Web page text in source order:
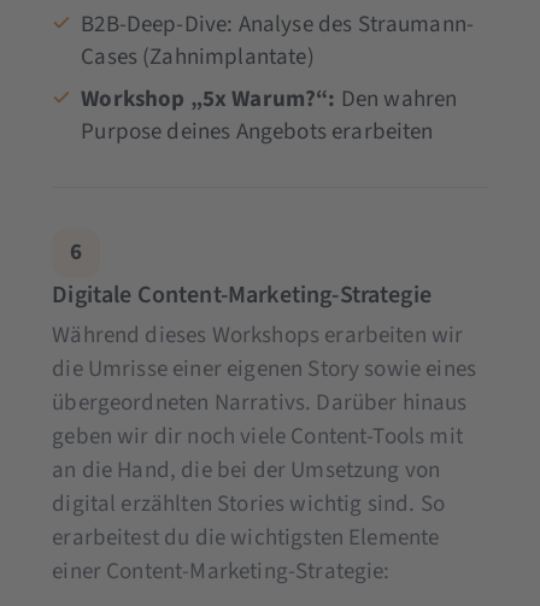
B2B-Deep-Dive: Analyse des Straumann-
Cases (Zahnimplantate)
Workshop „5x Warum?“: Den wahren
Purpose deines Angebots erarbeiten
6
Digitale Content-Marketing-Strategie
Während dieses Workshops erarbeiten wir
die Umrisse einer eigenen Story sowie eines
übergeordneten Narrativs. Darüber hinaus
geben wir dir noch viele Content-Tools mit
an die Hand, die bei der Umsetzung von
digital erzählten Stories wichtig sind. So
erarbeitest du die wichtigsten Elemente
einer Content-Marketing-Strategie: